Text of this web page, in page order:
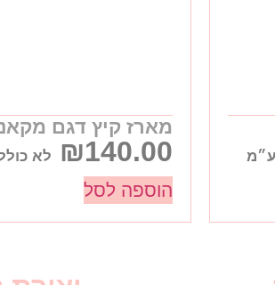
מארז קיץ דגם
₪140.00 לא
הוספה לסל